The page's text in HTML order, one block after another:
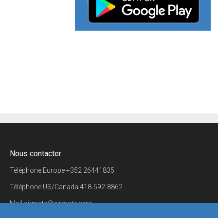
Nous contacter
Téléphone Europe+352 26441835
Téléphone US/Canada 418-592-8862
Mailairmate@airmate.aero